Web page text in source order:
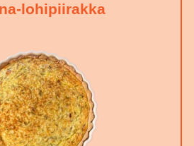
lohipiirakka